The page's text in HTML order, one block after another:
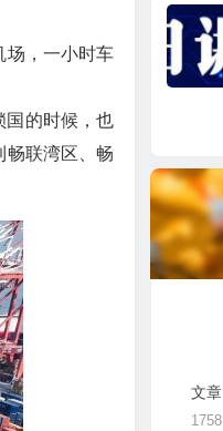
场，一小时车
国的时候，也
畅联湾区、畅
文章
1758